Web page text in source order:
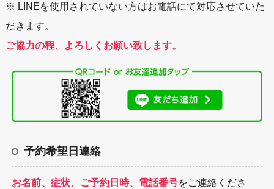
※ LINEを使用されていない方はお電話にて対応させていた
だきます。
ご協力の程、よろしくお願い致します。
予約希望日連絡
お名前、症状、ご予約日時、電話番号をご連絡くださ